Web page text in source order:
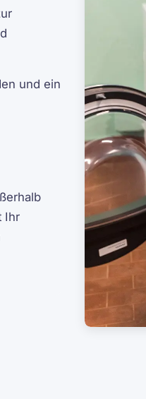
und ein
Ihr